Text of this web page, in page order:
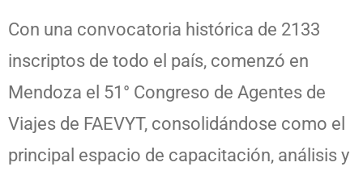
Con una convocatoria histórica de 2133
inscriptos de todo el país, comenzó en
Mendoza el 51° Congreso de Agentes de
Viajes de FAEVYT, consolidándose como el
principal espacio de capacitación, análisis y